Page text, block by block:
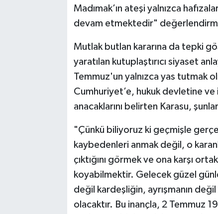
Madımak’ın ateşi yalnızca
devam etmektedir"
Mutlak butlan kararına da tepki
yaratılan kutuplaştırıcı siyaset
Temmuz'un yalnızca yas tutmak
Cumhuriyet’e, hukuk devletine ve
anacaklarını belirten Karasu,
"Çünkü biliyoruz ki geçmişle
kaybedenleri anmak değil, o
çıktığını görmek ve ona karşı
koyabilmektir. Gelecek güzel
değil kardeşliğin, ayrışmanın değil
olacaktır. Bu inançla, 2 Temmuz